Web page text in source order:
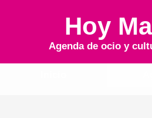
Hoy
Agenda de ocio y